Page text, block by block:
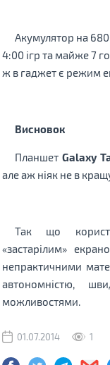
Акумулятор на
4:00 ігр та майже 7
ж в гаджет є режим
Висновок
Планшет Galaxy
але аж ніяк не в
Так що
«застарілим»
непрактичними
автономністю,
можливостями.
01.07.2014 1